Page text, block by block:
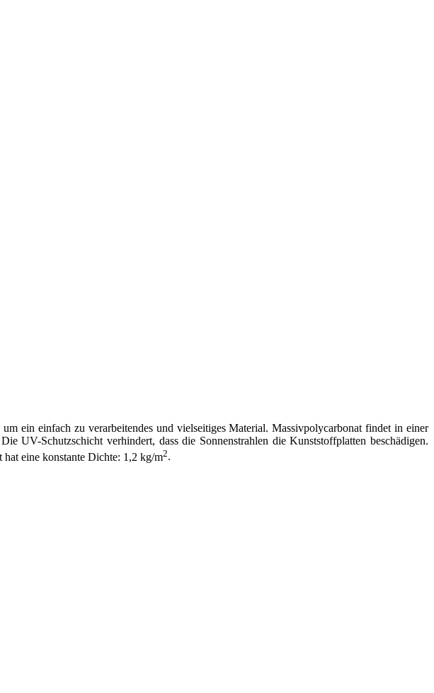
ein einfach zu verarbeitendes und vielseitiges Material. Massivpolycarbonat findet in einer
UV-Schutzschicht verhindert, dass die Sonnenstrahlen die Kunststoffplatten beschädigen.
eine konstante Dichte: 1,2 kg/m2.